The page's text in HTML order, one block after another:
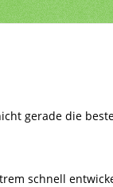
gerade die
schnell